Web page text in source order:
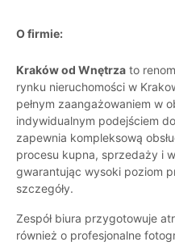
O firmie:
Kraków od Wnętrza to
rynku nieruchomości w
pełnym zaangażowaniem w
indywidualnym podejściem
zapewnia kompleksową
procesu kupna, sprzedaży i
gwarantując wysoki poziom
szczegóły.
Zespół biura przygotowuje
również o profesjonalne